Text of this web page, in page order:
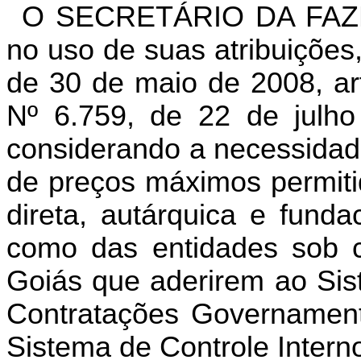
O SECRETÁRIO DA
no uso de suas
de 30 de maio de 2008,
Nº 6.759, de 22 de
considerando a
de preços máximos
direta, autárquica e
como das entidades sob
Goiás que aderirem ao
Contratações
Sistema de Controle